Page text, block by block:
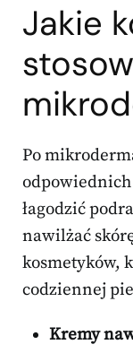
Jakie
Po
odpowiednich
łagodzić
nawilżać
kosmetyków,
codziennej
Kremy